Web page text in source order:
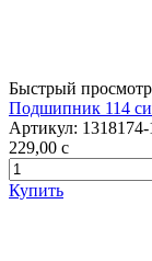
Быстрый просмотр
Подшипник 114
Артикул:
229,00 c
Купить